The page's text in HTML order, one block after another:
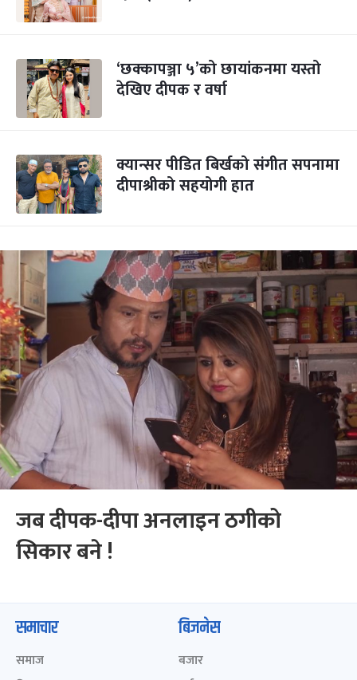
‘छक्कापञ्जा ५’को छायांकनमा यस्तो
देखिए दीपक र वर्षा
क्यान्सर पीडित बिर्खको संगीत सपनामा
दीपाश्रीको सहयोगी हात
जब दीपक-दीपा अनलाइन ठगीको
सिकार बने !
समाचार
समाज
बिजनेस
बजार